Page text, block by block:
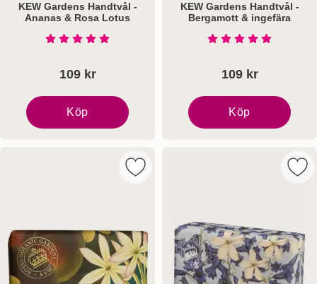
KEW Gardens Handtvål -
Ananas & Rosa Lotus
Art. nr 5473 Betyg: 5 Stjärnor av 5
109 kr
Köp
KEW Gardens Handtvål - Ananas & Rosa Lotus
KEW Gardens Handtvål -
Bergamott & ingefära
Art. nr 5474 Betyg: 5 Stjärnor
109 kr
Köp
KEW Gardens
Markera kEW Gardens Handtvål